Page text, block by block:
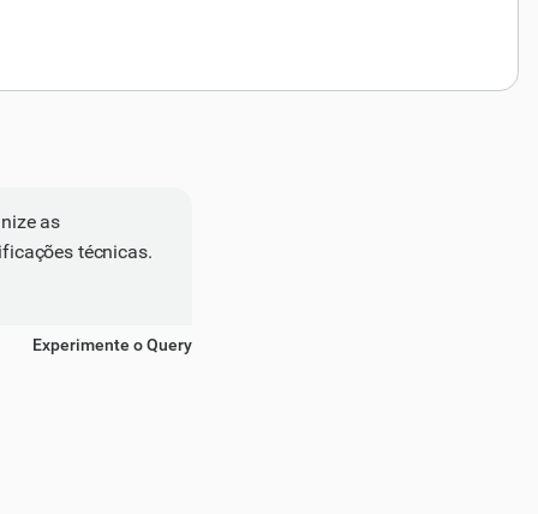
as
técnicas.
Experimente o Query